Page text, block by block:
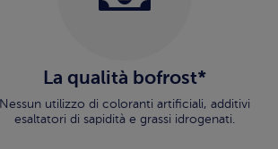
La qualità bofrost*
Nessun utilizzo di coloranti artificiali, additivi
esaltatori di sapidità e grassi idrogenati.